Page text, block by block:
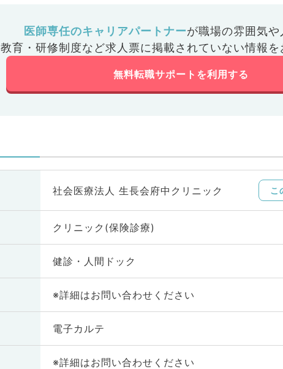
医師専任のキャリアパートナーが職場の雰囲気や
教育・研修制度など求人票に掲載されていない情報を
無料転職サポートを利用する
社会医療法人 生長会府中クリニック こ
クリニック(保険診療)
健診・人間ドック
※詳細はお問い合わせください
電子カルテ
※詳細はお問い合わせください